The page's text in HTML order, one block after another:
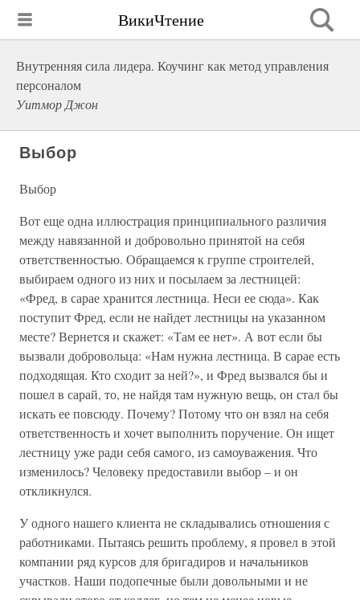
ВикиЧтение
Внутренняя сила лидера. Коучинг как метод управления
персоналом
Уитмор Джон
Выбор
Выбор
Вот еще одна иллюстрация принципиального различия
между навязанной и добровольно принятой на себя
ответственностью. Обращаемся к группе строителей,
выбираем одного из них и посылаем за лестницей:
«Фред, в сарае хранится лестница. Неси ее сюда». Как
поступит Фред, если не найдет лестницы на указанном
месте? Вернется и скажет: «Там ее нет». А вот если бы
вызвали добровольца: «Нам нужна лестница. В сарае есть
подходящая. Кто сходит за ней?», и Фред вызвался бы и
пошел в сарай, то, не найдя там нужную вещь, он стал бы
искать ее повсюду. Почему? Потому что он взял на себя
ответственность и хочет выполнить поручение. Он ищет
лестницу уже ради себя самого, из самоуважения. Что
изменилось? Человеку предоставили выбор – и он
откликнулся.
У одного нашего клиента не складывались отношения с
работниками. Пытаясь решить проблему, я провел в этой
компании ряд курсов для бригадиров и начальников
участков. Наши подопечные были довольными и не